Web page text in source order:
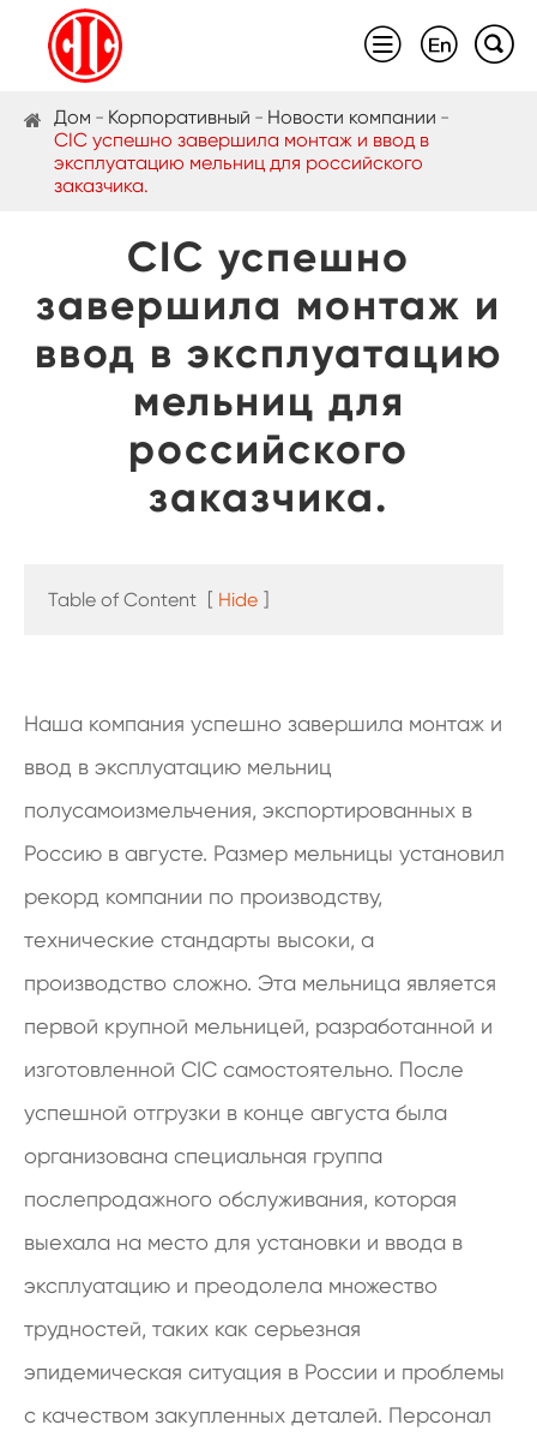
  
Дом Корпоративный
Новости компании
CIC успешно завершила монтаж и ввод в
эксплуатацию мельниц для российского
заказчика.
CIC успешно
завершила монтаж и
ввод в эксплуатацию
мельниц для
российского
заказчика.
Table of Content [ Hide ]
Наша компания успешно завершила монтаж и
ввод в эксплуатацию мельниц
полусамоизмельчения, экспортированных в
Россию в августе. Размер мельницы установил
рекорд компании по производству,
технические стандарты высоки, а
производство сложно. Эта мельница является
первой крупной мельницей, разработанной и
изготовленной CIC самостоятельно. После
успешной отгрузки в конце августа была
организована специальная группа
послепродажного обслуживания, которая
выехала на место для установки и ввода в
эксплуатацию и преодолела множество
трудностей, таких как серьезная
эпидемическая ситуация в России и проблемы
с качеством закупленных деталей. Персонал